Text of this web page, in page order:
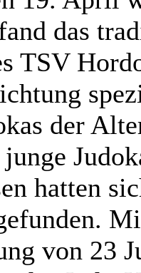
das
TSV
der
hatten
von 23